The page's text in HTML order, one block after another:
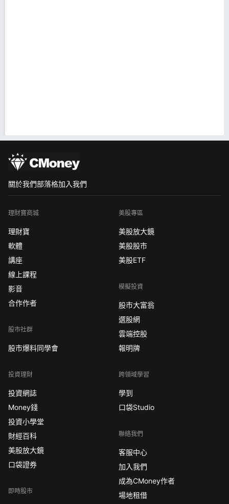
關於我們部落格加入我們
理財寶商城
理財寶
軟體
講座
線上課程
影音
合作作者
股市社群
股市爆料同學會
投資理財
投資網誌
Money錢
投資小學堂
財經百科
美股放大鏡
口袋證券
即時股市
美股專區
美股放大鏡
美股股市
美股ETF
模擬投資
股市大富翁
選股網
雲端控股
報明牌
跨領域學習
學到
口袋Studio
聯絡我們
客服中心
加入我們
成為CMoney作者
場地租借